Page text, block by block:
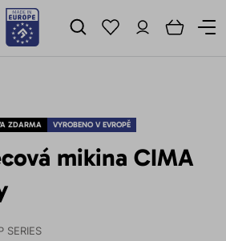
ZDARMA VYROBENO V EVROPĚ
mikina CIMA
SERIES